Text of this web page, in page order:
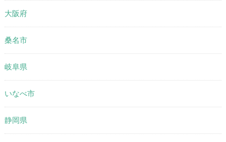
大阪府
桑名市
岐阜県
いなべ市
静岡県